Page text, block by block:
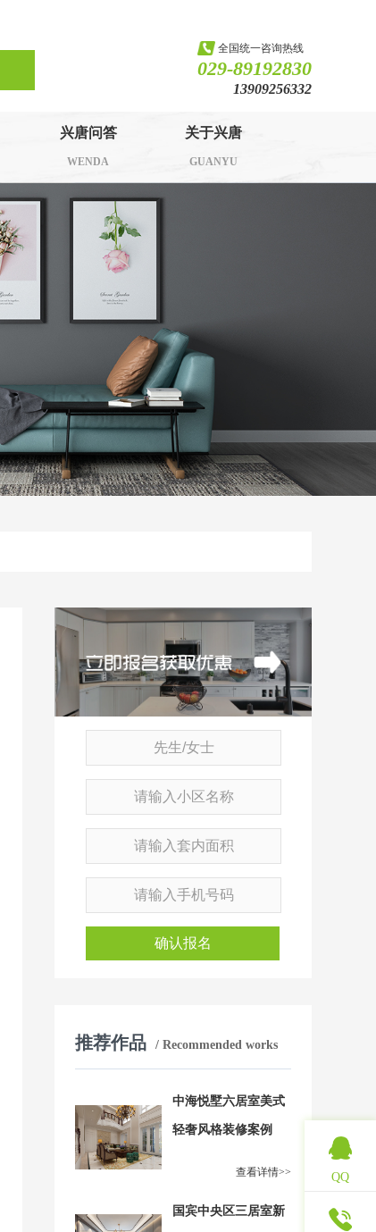
全国统一咨询热线
029-89192830
13909256332
兴唐问答
WENDA
关于兴唐
GUANYU
确认报名
推荐作品 / Recommended works
中海悦墅六居室美式
轻奢风格装修案例
查看详情>>
国宾中央区三居室新
QQ